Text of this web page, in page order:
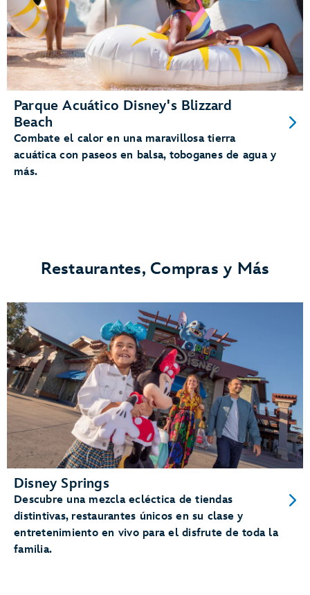
Parque Acuático Disney's Blizzard
Beach
Combate el calor en una maravillosa tierra
acuática con paseos en balsa, toboganes de agua y
más.
Restaurantes, Compras y Más
Disney Springs
Descubre una mezcla ecléctica de tiendas
distintivas, restaurantes únicos en su clase y
entretenimiento en vivo para el disfrute de toda la
familia.